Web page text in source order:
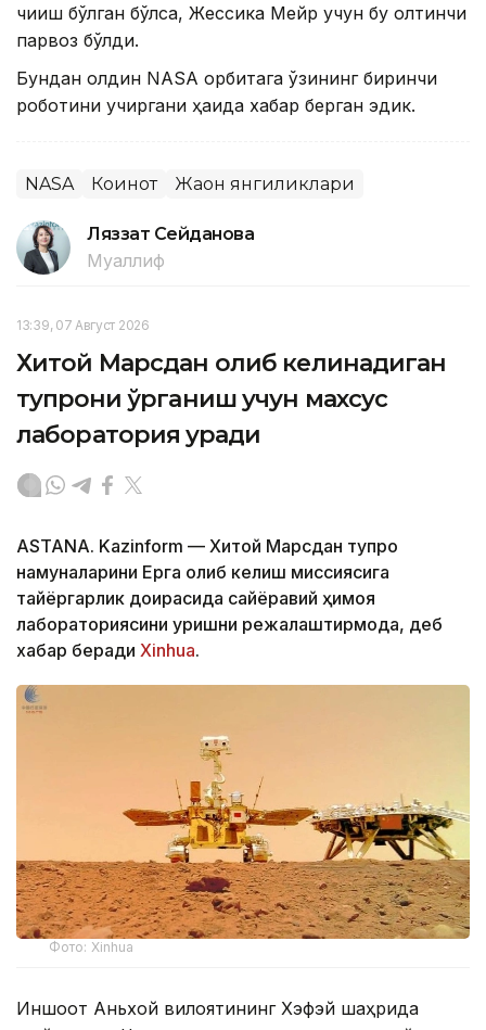
чиқиш бўлган бўлса, Жессика Мейр учун бу олтинчи
парвоз бўлди.
Бундан олдин NASA орбитага ўзининг биринчи
роботини учиргани ҳақида хабар берган эдик.
NASA Коинот Жаҳон янгиликлари
Ляззат Сейданова
Муаллиф
13:39, 07 Август 2026
Хитой Марсдан олиб келинадиган
тупроқни ўрганиш учун махсус
лаборатория қуради
ASTANA. Kazinform — Хитой Марсдан тупроқ
намуналарини Ерга олиб келиш миссиясига
тайёргарлик доирасида сайёравий ҳимоя
лабораториясини қуришни режалаштирмоқда, деб
хабар беради Xinhua.
Фото: Xinhua
Иншоот Аньхой вилоятининг Хэфэй шаҳрида